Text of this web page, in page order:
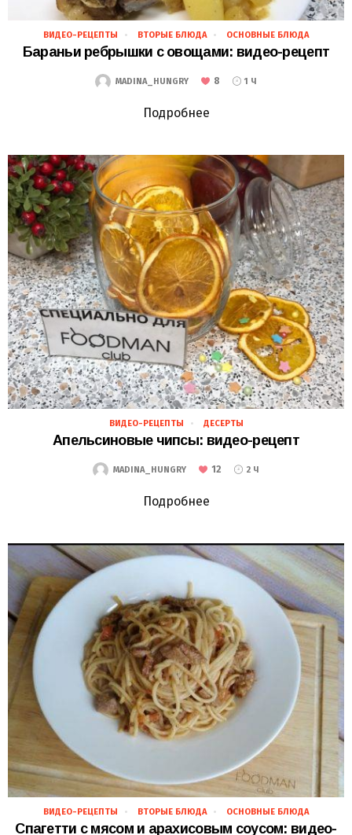
30.11.2018
ВИДЕО-РЕЦЕПТЫ ВТОРЫЕ БЛЮДА ОСНОВНЫЕ БЛЮДА
Бараньи ребрышки с овощами: видео-рецепт
MADINA_HUNGRY 8 1 Ч
Подробнее
29.11.2018
ВИДЕО-РЕЦЕПТЫ ДЕСЕРТЫ
Апельсиновые чипсы: видео-рецепт
MADINA_HUNGRY 12 2 Ч
Подробнее
29.11.2018
ВИДЕО-РЕЦЕПТЫ ВТОРЫЕ БЛЮДА ОСНОВНЫЕ БЛЮДА
Спагетти с мясом и арахисовым соусом: видео-